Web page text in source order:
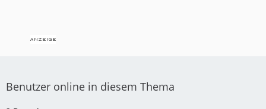
Benutzer online in diesem Thema